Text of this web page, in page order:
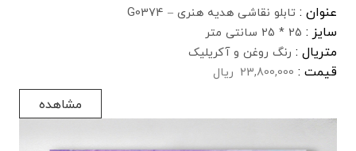
عنوان : تابلو نقاشی هدیه هنری – G0374
سایز : 25 * 25 سانتی متر
متریال : رنگ روغن و آکریلیک
قیمت : 23,800,000 ریال
مشاهده